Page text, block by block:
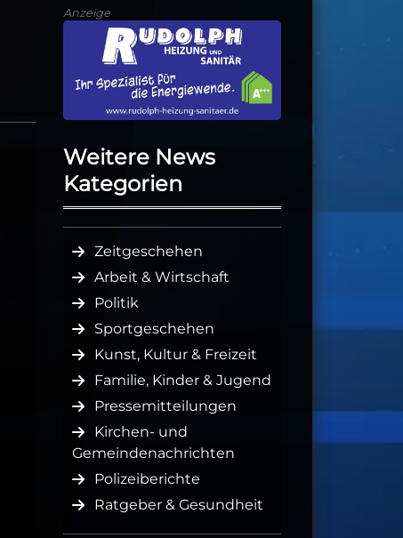
Anzeige
Weitere News
Kategorien
Zeitgeschehen
Arbeit & Wirtschaft
Politik
Sportgeschehen
Kunst, Kultur & Freizeit
Familie, Kinder & Jugend
Pressemitteilungen
Kirchen- und
Gemeindenachrichten
Polizeiberichte
Ratgeber & Gesundheit